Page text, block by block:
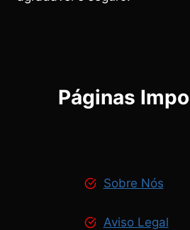
Páginas
Sobre Nós
Aviso Legal